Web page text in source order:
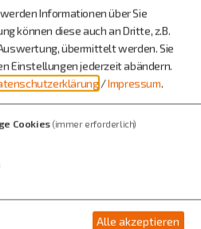
*) Pflichtfeld
Ihre Adresse verschickt.
Informationen über Sie
können diese auch an Dritte, z.B.
übermittelt werden. Sie
Einstellungen jederzeit abändern.
/Impressum.
Cookies (immer erforderlich)
Alle akzeptieren